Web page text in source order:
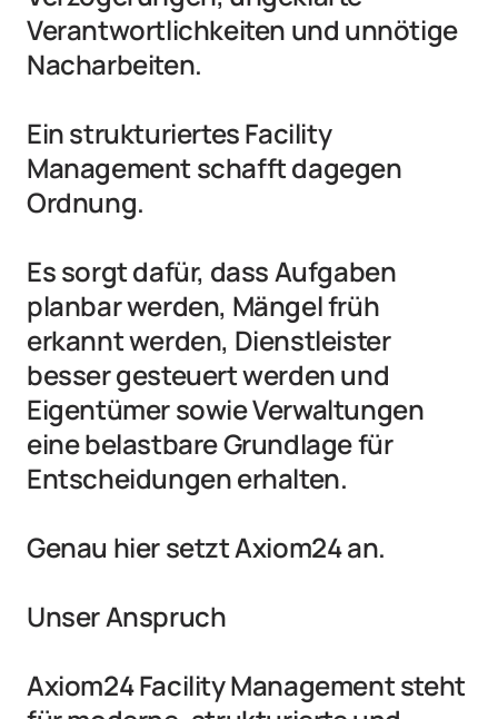
Verantwortlichkeiten und unnötige
Nacharbeiten.
Ein strukturiertes Facility
Management schafft dagegen
Ordnung.
Es sorgt dafür, dass Aufgaben
planbar werden, Mängel früh
erkannt werden, Dienstleister
besser gesteuert werden und
Eigentümer sowie Verwaltungen
eine belastbare Grundlage für
Entscheidungen erhalten.
Genau hier setzt Axiom24 an.
Unser Anspruch
Axiom24 Facility Management steht